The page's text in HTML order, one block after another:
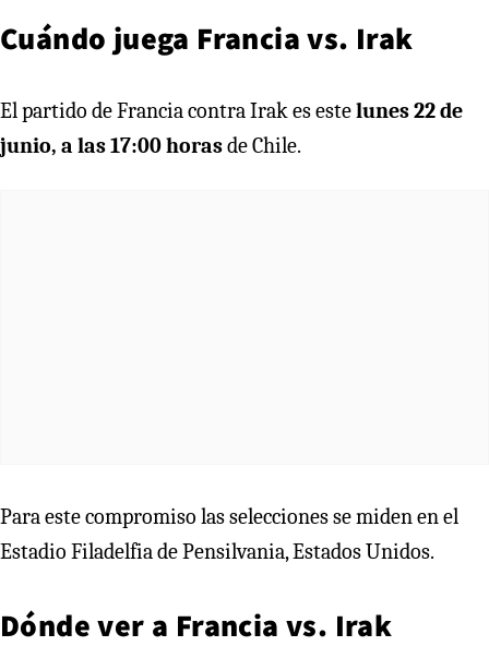
Cuándo juega Francia vs. Irak
El partido de Francia contra Irak es estelunes 22 de
junio, a las 17:00 horasde Chile.
Para este compromiso las selecciones se miden en el
Estadio Filadelfia de Pensilvania, Estados Unidos.
Dónde ver a Francia vs. Irak